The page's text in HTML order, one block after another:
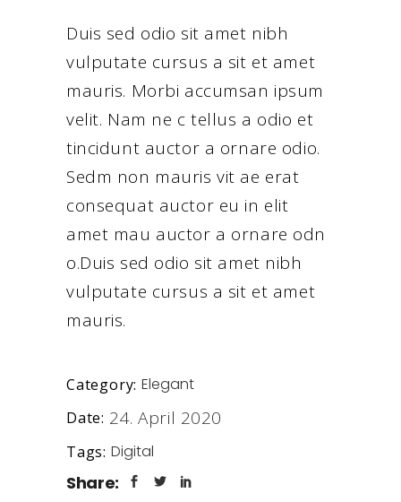
Duis sed odio sit amet nibh
vulputate cursus a sit et amet
mauris. Morbi accumsan ipsum
velit. Nam ne c tellus a odio et
tincidunt auctor a ornare odio.
Sedm non mauris vit ae erat
consequat auctor eu in elit
amet mau auctor a ornare odn
o.Duis sed odio sit amet nibh
vulputate cursus a sit et amet
mauris.
Category: Elegant
Date: 24. April 2020
Tags: Digital
Share: